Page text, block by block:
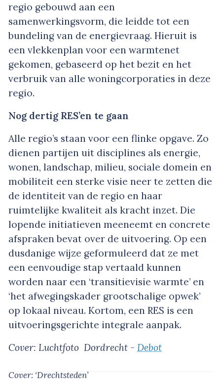
regio gebouwd aan een
samenwerkingsvorm, die leidde tot een
bundeling van de energievraag. Hieruit is
een vlekkenplan voor een warmtenet
gekomen, gebaseerd op het bezit en het
verbruik van alle woningcorporaties in deze
regio.
Nog dertig RES’en te gaan
Alle regio’s staan voor een flinke opgave. Zo
dienen partijen uit disciplines als energie,
wonen, landschap, milieu, sociale domein en
mobiliteit een sterke visie neer te zetten die
de identiteit van de regio en haar
ruimtelijke kwaliteit als kracht inzet. Die
lopende initiatieven meeneemt en concrete
afspraken bevat over de uitvoering. Op een
dusdanige wijze geformuleerd dat ze met
een eenvoudige stap vertaald kunnen
worden naar een ‘transitievisie warmte’ en
‘het afwegingskader grootschalige opwek’
op lokaal niveau. Kortom, een RES is een
uitvoeringsgerichte integrale aanpak.
Cover: Luchtfoto Dordrecht - Debot
Cover: ‘Drechtsteden’